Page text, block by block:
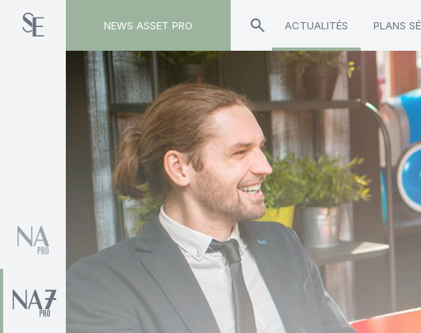
NEWS ASSET PRO ACTUALITÉS PLANS
Toute l'actualité sur le tag "Salvatore Catalano"